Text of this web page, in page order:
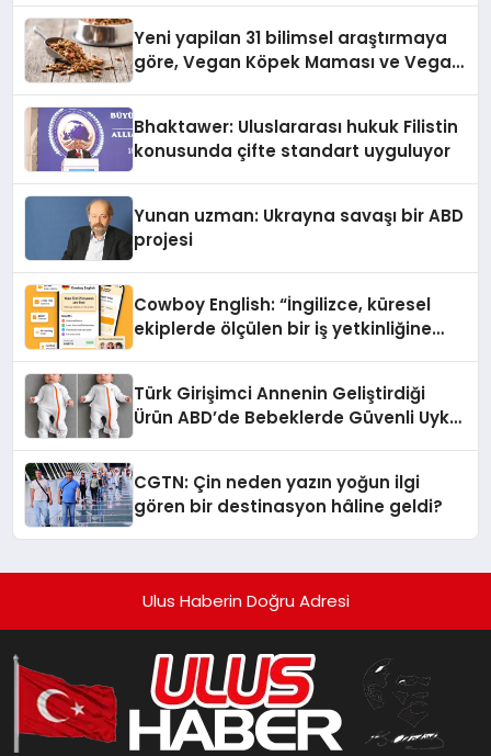
Yeni yapilan 31 bilimsel araştırmaya
göre, Vegan Köpek Maması ve Vegan
Bhaktawer: Uluslararası hukuk Filistin
konusunda çifte standart uyguluyor
Yunan uzman: Ukrayna savaşı bir ABD
projesi
Cowboy English: “İngilizce, küresel
ekiplerde ölçülen bir iş yetkinliğine
Türk Girişimci Annenin Geliştirdiği
Ürün ABD’de Bebeklerde Güvenli Uyku
CGTN: Çin neden yazın yoğun ilgi
gören bir destinasyon hâline geldi?
Ulus Haberin Doğru Adresi